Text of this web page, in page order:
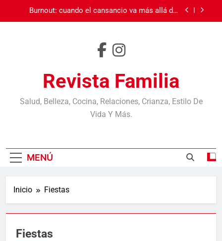
Burnout: cuando el cansancio va más allá del
¿Cada cuánto debes cambiar cepillos, esponjas y
otros objetos? Casi nadie los reemplaza cuando
Burnout: cuando el cansancio va más allá del
sueño
Carnaval en Ecuador
Revista Familia
Salud, Belleza, Cocina, Relaciones, Crianza, Estilo De
Vida Y Más.
MENÚ
Inicio Fiestas
Fiestas